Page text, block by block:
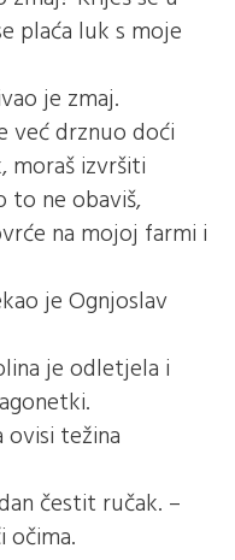
plaća luk s moje
je zmaj.
već drznuo doći
moraš izvršiti
to ne obaviš,
na mojoj farmi i
je Ognjoslav
je odletjela i
težina
čestit ručak. –
očima.